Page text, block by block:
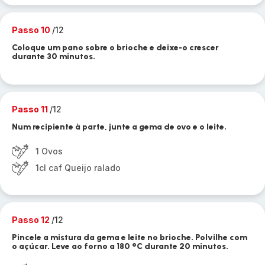
Passo 10 /12
Coloque um pano sobre o brioche e deixe-o crescer
durante 30 minutos.
Passo 11 /12
Num recipiente à parte, junte a gema de ovo e o leite.
1 Ovos
1cl caf Queijo ralado
Passo 12 /12
Pincele a mistura da gema e leite no brioche. Polvilhe com
o açúcar. Leve ao forno a 180 °C durante 20 minutos.